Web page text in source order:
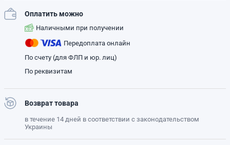
Оплатить можно
Наличными при получении
Передоплата онлайн
По счету (для ФЛП и юр. лиц)
По реквизитам
Возврат товара
в течение 14 дней в соответствии с законодательством
Украины